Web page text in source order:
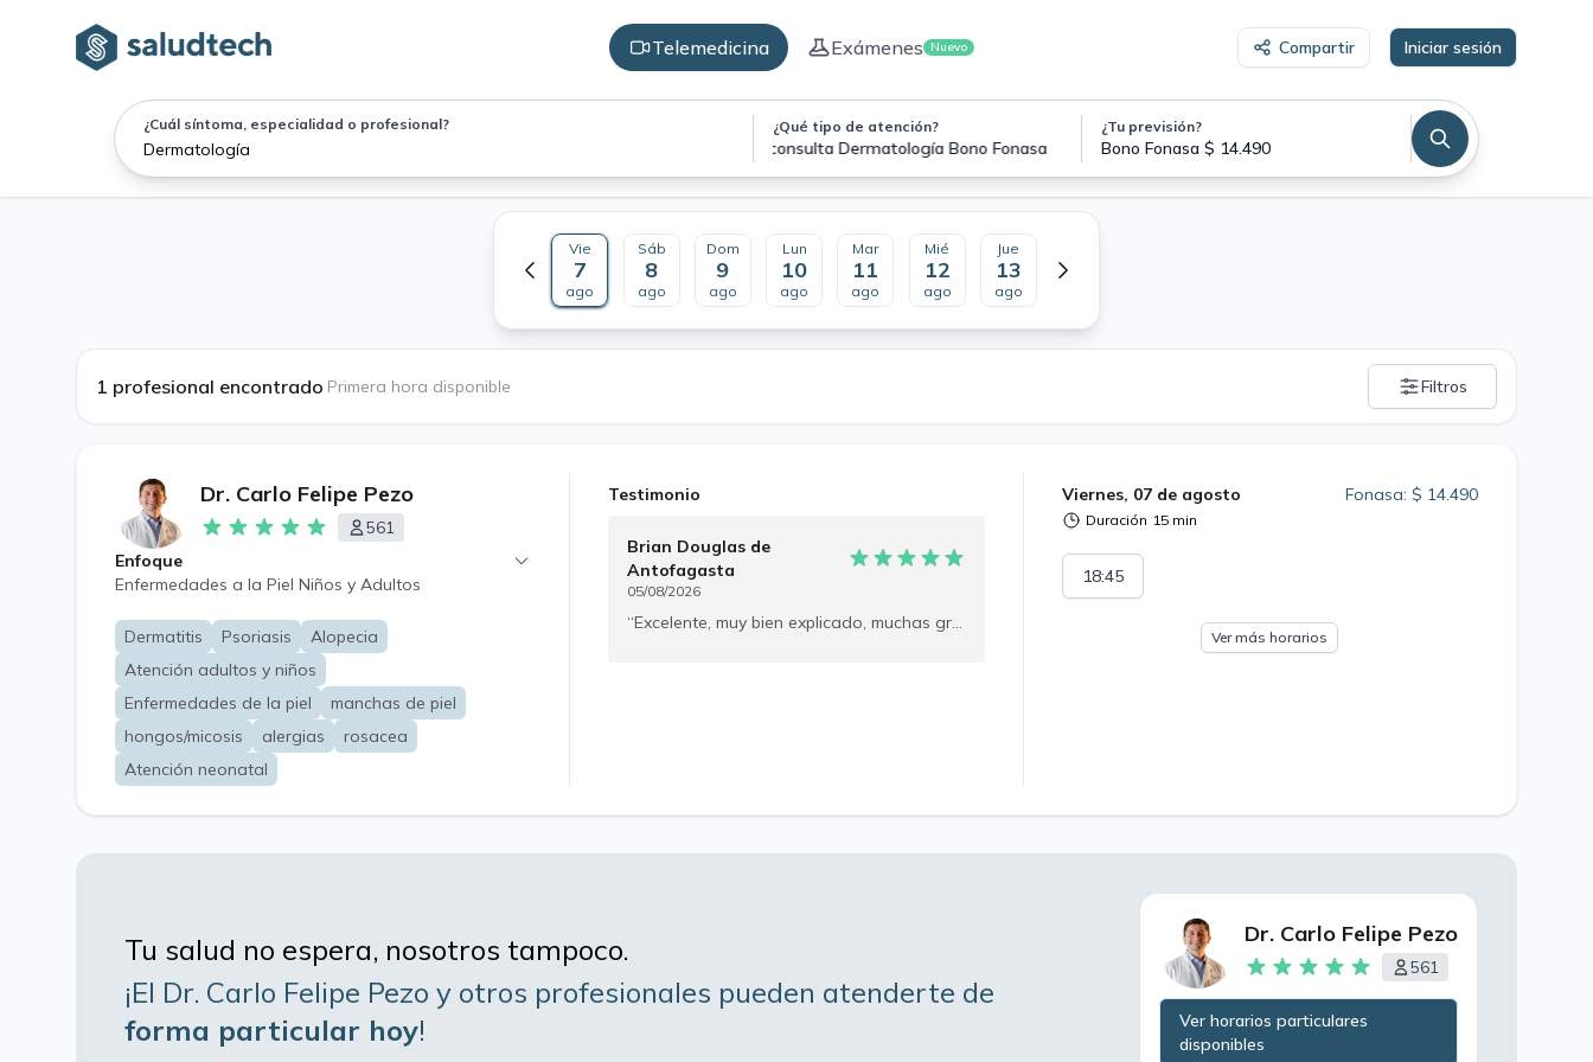
Telemedicina Exámenes Nuevo Compartir Iniciar sesión
¿Cuál síntoma, especialidad o profesional? ¿Qué tipo de atención?
Teleconsulta Dermatología Bono Fonasa Teleconsulta Dermatología Bono Fonasa
¿Tu previsión?
Bono Fonasa $ 14.490
Vie
7
ago
Sáb
8
ago
Dom
9
ago
Lun
10
ago
Mar
11
ago
Mié
12
ago
Jue
13
ago
1 profesional encontrado Primera hora disponible Filtros
Dr. Carlo Felipe Pezo
561
Enfoque
Enfermedades a la Piel Niños y Adultos
Dermatitis Psoriasis
Alopecia
Atención adultos y niños
Enfermedades de la piel
manchas de piel
hongos/micosis
alergias
rosacea
Atención neonatal
Viernes, 07 de agosto
Duración 15 min
Fonasa: $ 14.490
18:45
Ver más horarios
Testimonio
Brian Douglas de
Antofagasta
05/08/2026
Excelente, muy bien explicado, muchas gracias
Tu salud no espera, nosotros tampoco.
¡El Dr. Carlo Felipe Pezo y otros profesionales pueden atenderte de
forma particular hoy!
Dr. Carlo Felipe Pezo
561
Ver horarios particulares
disponibles